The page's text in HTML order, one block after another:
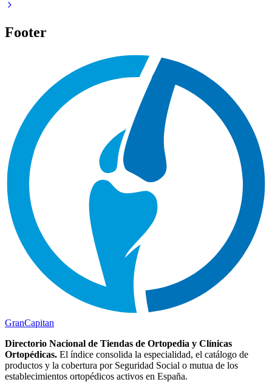
Footer
GranCapitan
Directorio Nacional de Tiendas de Ortopedia y Clínicas
Ortopédicas. El índice consolida la especialidad, el catálogo de
productos y la cobertura por Seguridad Social o mutua de los
establecimientos ortopédicos activos en España.